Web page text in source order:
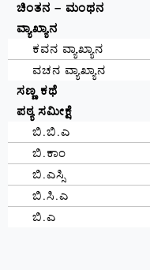
ಚಿಂತನ – ಮಂಥನ
ವ್ಯಾಖ್ಯಾನ
ಕವನ ವ್ಯಾಖ್ಯಾನ
ವಚನ ವ್ಯಾಖ್ಯಾನ
ಸಣ್ಣ ಕಥೆ
ಪಠ್ಯ ಸಮೀಕ್ಷೆ
ಬಿ.ಬಿ.ಎ
ಬಿ.ಕಾಂ
ಬಿ.ಎಸ್ಸಿ
ಬಿ.ಸಿ.ಎ
ಬಿ.ಎ